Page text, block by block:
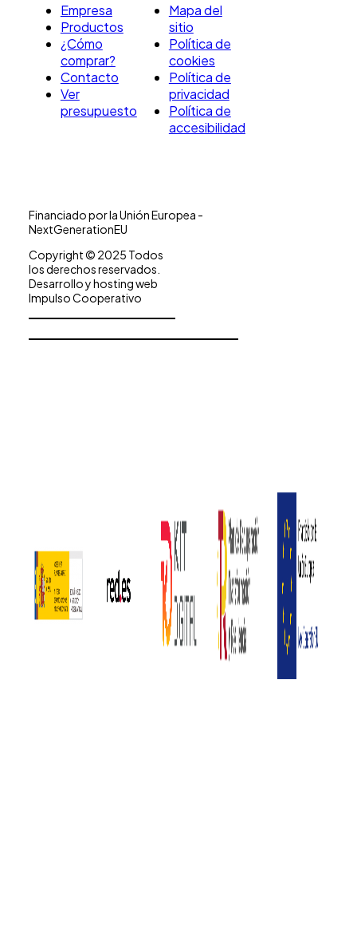
Empresa
Productos
¿Cómo
comprar?
Contacto
Ver
presupuesto
Mapa del
sitio
Política de
cookies
Política de
privacidad
Política de
accesibilidad
Financiado por la Unión Europea -
NextGenerationEU
Copyright © 2025 Todos
los derechos reservados.
Desarrollo y hosting web
Impulso Cooperativo